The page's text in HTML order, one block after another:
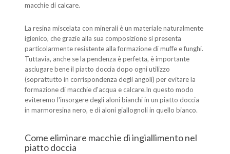
macchie di calcare.
La resina miscelata con minerali è un materiale naturalmente
igienico, che grazie alla sua composizione si presenta
particolarmente resistente alla formazione di muffe e funghi.
Tuttavia, anche se la pendenza è perfetta, è importante
asciugare bene il piatto doccia dopo ogni utilizzo
(soprattutto in corrispondenza degli angoli) per evitare la
formazione di macchie d'acqua e calcare.In questo modo
eviteremo l'insorgere degli aloni bianchi in un piatto doccia
in marmoresina nero, e di aloni giallognoli in quello bianco.
Come eliminare macchie di ingiallimento nel
piatto doccia